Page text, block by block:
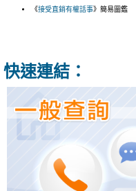
《接受直銷有權話事》簡易圖鑑
快速連結：